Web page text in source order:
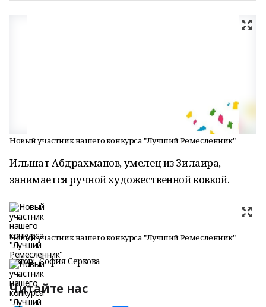
Новый участник нашего конкурса "Лучший Ремесленник"
Ильшат Абдрахманов, умелец из Зилаира,
занимается ручной художественной ковкой.
Новый участник нашего конкурса "Лучший Ремесленник"
Автор: София Серкова
Читайте нас